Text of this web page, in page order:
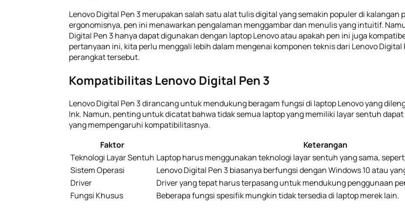
Lenovo Digital Pen 3 merupakan salah satu alat tulis digital yang semakin populer di
ergonomisnya, pen ini menawarkan pengalaman menggambar dan menulis yang intuitif.
Digital Pen 3 hanya dapat digunakan dengan laptop Lenovo atau apakah pen ini juga
pertanyaan ini, kita perlu menggali lebih dalam mengenai komponen teknis dari Lenovo
perangkat tersebut.
Kompatibilitas Lenovo Digital Pen 3
Lenovo Digital Pen 3 dirancang untuk mendukung beragam fungsi di laptop Lenovo yang
Ink. Namun, penting untuk dicatat bahwa tidak semua laptop yang memiliki layar sentuh
yang mempengaruhi kompatibilitasnya.
Faktor
Keterangan
Teknologi Layar Sentuh Laptop harus menggunakan teknologi layar sentuh yang sama,
Sistem Operasi
Lenovo Digital Pen 3 biasanya berfungsi dengan Windows 10 atau
Driver
Driver yang tepat harus terpasang untuk mendukung penggunaan
Fungsi Khusus
Beberapa fungsi spesifik mungkin tidak tersedia di laptop merek lain.